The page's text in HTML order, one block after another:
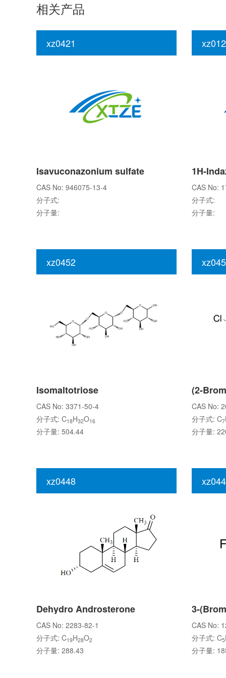
相关产品
xz0421
Isavuconazonium sulfate
CAS No: 946075-13-4
分子式:
分子量:
CAS No:
分子式:
分子量:
xz0452
Isomaltotriose
CAS No: 3371-50-4
分子式: C18H32O16
分子量: 504.44
CAS No:
分子式: C7
分子量:
xz0448
Dehydro Androsterone
CAS No: 2283-82-1
分子式: C19H28O2
分子量: 288.43
CAS No:
分子式: C5
分子量: